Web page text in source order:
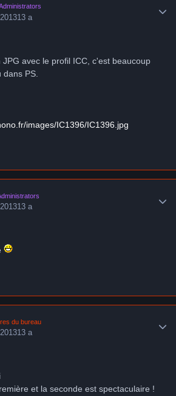
13 a
JPG avec le profil ICC, c'est beaucoup
PS.
images/IC1396/IC1396.jpg
13 a
du bureau
13 a
et la seconde est spectaculaire !